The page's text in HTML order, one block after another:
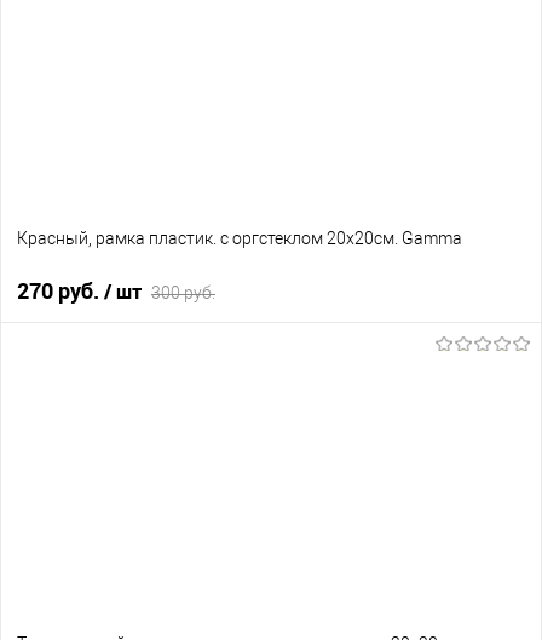
Красный, рамка пластик. с оргстеклом 20х20см. Gamma
270 руб. / шт 300 руб.